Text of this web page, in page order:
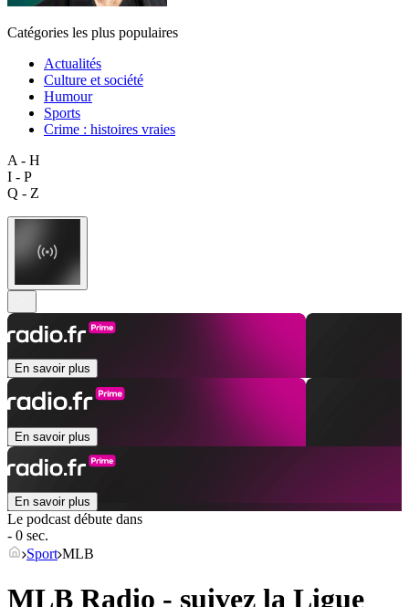
Catégories les plus populaires
Actualités
Culture et société
Humour
Sports
Crime : histoires vraies
A - H
I - P
Q - Z
En savoir plus
En savoir plus
En savoir plus
Le podcast débute dans
- 0 sec.
Sport MLB
MLB Radio - suivez la Ligue